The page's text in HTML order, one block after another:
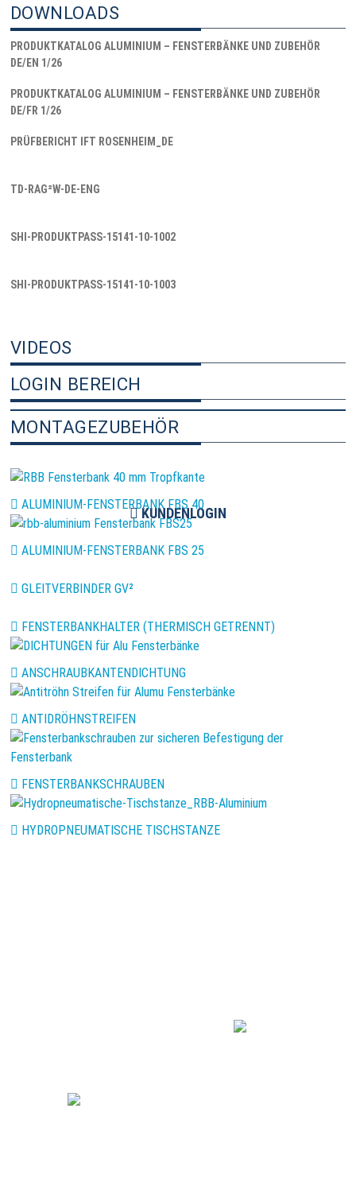
DOWNLOADS
PRODUKTKATALOG ALUMINIUM – FENSTERBÄNKE UND ZUBEHÖR
DE/EN 1/26
PRODUKTKATALOG ALUMINIUM – FENSTERBÄNKE UND ZUBEHÖR
DE/FR 1/26
PRÜFBERICHT IFT ROSENHEIM_DE
TD-RAG²W-DE-ENG
SHI-PRODUKTPASS-15141-10-1002
SHI-PRODUKTPASS-15141-10-1003
VIDEOS
LOGIN BEREICH
KUNDENLOGIN
MONTAGEZUBEHÖR
ALUMINIUM-FENSTERBANK FBS 40
ALUMINIUM-FENSTERBANK FBS 25
GLEITVERBINDER GV²
FENSTERBANKHALTER (THERMISCH GETRENNT)
ANSCHRAUBKANTENDICHTUNG
ANTIDRÖHNSTREIFEN
FENSTERBANKSCHRAUBEN
HYDROPNEUMATISCHE TISCHSTANZE